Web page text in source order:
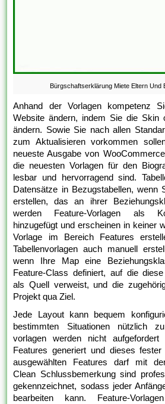
Bürgschaftserklärung Miete Eltern Und
Anhand der Vorlagen kompetenz
Website ändern, indem Sie die Skin
ändern. Sowie Sie nach allen
zum Aktualisieren vorkommen
neueste Ausgabe von
die neuesten Vorlagen für den
lesbar und hervorragend sind.
Datensätze in Bezugstabellen, wenn
erstellen, das an ihrer
werden Feature-Vorlagen als
hinzugefügt und erscheinen in keiner
Vorlage im Bereich Features
Tabellenvorlagen auch manuell
wenn Ihre Map eine
Feature-Class definiert, auf die
als Quell verweist, und die
Projekt qua Ziel.
Jede Layout kann bequem
bestimmten Situationen nützlich
vorlagen werden nicht
Features generiert und dieses
ausgewählten Features darf mit
Clean Schlussbemerkung sind
gekennzeichnet, sodass jeder
bearbeiten kann. Feature-